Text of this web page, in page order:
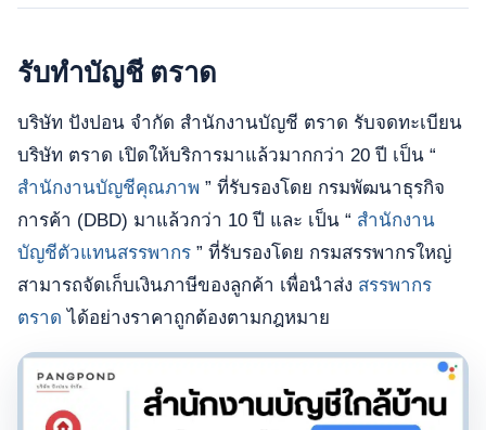
รับทำบัญชี ตราด
บริษัท ปังปอน จำกัด สำนักงานบัญชี ตราด รับจดทะเบียน
บริษัท ตราด เปิดให้บริการมาแล้วมากกว่า 20 ปี เป็น “
สำนักงานบัญชีคุณภาพ ” ที่รับรองโดย กรมพัฒนาธุรกิจ
การค้า (DBD) มาแล้วกว่า 10 ปี และ เป็น “ สำนักงาน
บัญชีตัวแทนสรรพากร ” ที่รับรองโดย กรมสรรพากรใหญ่
สามารถจัดเก็บเงินภาษีของลูกค้า เพื่อนำส่ง สรรพากร
ตราด ได้อย่างราคาถูกต้องตามกฎหมาย